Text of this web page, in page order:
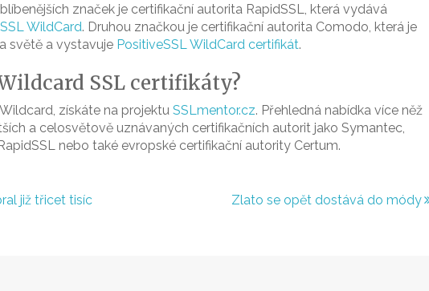
značek je certifikační autorita RapidSSL, která vydává
WildCard. Druhou značkou je certifikační autorita Comodo, která je
světě a vystavuje PositiveSSL WildCard certifikát.
SSL certifikáty?
získáte na projektu SSLmentor.cz. Přehledná nabídka více něž
a celosvětově uznávaných certifikačních autorit jako Symantec,
nebo také evropské certifikační autority Certum.
již třicet tisíc
Zlato se opět dostává do módy